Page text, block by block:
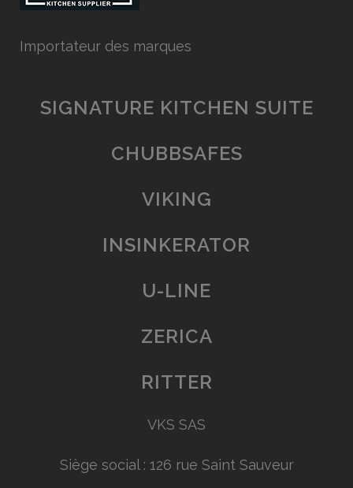
Importateur des marques
SIGNATURE KITCHEN SUITE
CHUBBSAFES
VIKING
INSINKERATOR
U-LINE
ZERICA
RITTER
VKS SAS
Siège social : 126 rue Saint Sauveur